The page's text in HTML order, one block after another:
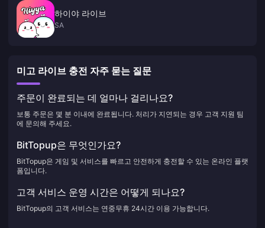
하이야 라이브
SA
미고 라이브 충전 자주 묻는 질문
주문이 완료되는 데 얼마나 걸리나요?
보통 주문은 몇 분 이내에 완료됩니다. 처리가 지연되는 경우 고객 지원 팀
에 문의해 주세요.
BitTopup은 무엇인가요?
BitTopup은 게임 및 서비스를 빠르고 안전하게 충전할 수 있는 온라인 플랫
폼입니다.
고객 서비스 운영 시간은 어떻게 되나요?
BitTopup의 고객 서비스는 연중무휴 24시간 이용 가능합니다.